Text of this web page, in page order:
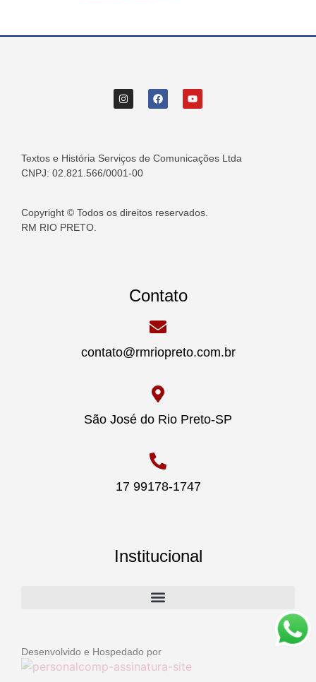
Textos e História Serviços de Comunicações Ltda
CNPJ: 02.821.566/0001-00
Copyright © Todos os direitos reservados.
RM RIO PRETO.
Contato
contato@rmriopreto.com.br
São José do Rio Preto-SP
17 99178-1747
Institucional
Desenvolvido e Hospedado por